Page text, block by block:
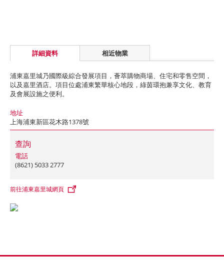
詳細資料 相近物業
浦東嘉里城乃國際級綜合發展項目，薈萃購物商場、住宅和零售空間，
以及嘉里酒店。項目位處浦東繁華核心地段，綠茵環抱兼享文化、教育
及會展設施之便利。
地址
上海浦東新區花木路1378號
查詢
電話
(8621) 5033 2777
前往浦東嘉里城網頁